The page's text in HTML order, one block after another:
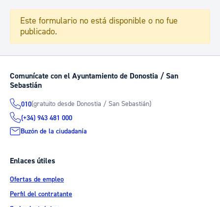
Este formulario no está disponible o no fue
publicado.
Comunícate con el Ayuntamiento de Donostia / San
Sebastián
010(gratuito desde Donostia / San Sebastián)
(+34) 943 481 000
Buzón de la ciudadanía
Enlaces útiles
Ofertas de empleo
Perfil del contratante